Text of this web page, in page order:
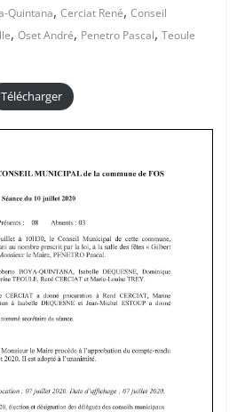
Quintana,Cerciat René,Conseil
,Oset André, Penetro Pascal,Teoule
Télécharger